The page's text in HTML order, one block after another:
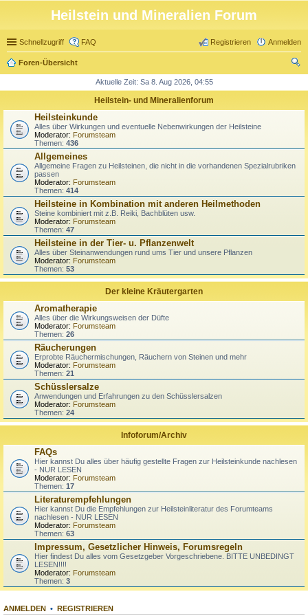
Heilstein und Mineralien Forum
Schnellzugriff FAQ Anmelden
Registrieren
Foren-Übersicht
Aktuelle Zeit: Sa 8. Aug 2026, 04:55
Heilstein- und Mineralienforum
Heilsteinkunde
Alles über Wirkungen und eventuelle Nebenwirkungen der Heilsteine
Moderator: Forumsteam
Themen: 436
Allgemeines
Allgemeine Fragen zu Heilsteinen, die nicht in die vorhandenen Spezialrubriken
passen
Moderator: Forumsteam
Themen: 414
Heilsteine in Kombination mit anderen Heilmethoden
Steine kombiniert mit z.B. Reiki, Bachblüten usw.
Moderator: Forumsteam
Themen: 47
Heilsteine in der Tier- u. Pflanzenwelt
Alles über Steinanwendungen rund ums Tier und unsere Pflanzen
Moderator: Forumsteam
Themen: 53
Der kleine Kräutergarten
Aromatherapie
Alles über die Wirkungsweisen der Düfte
Moderator: Forumsteam
Themen: 26
Räucherungen
Erprobte Räuchermischungen, Räuchern von Steinen und mehr
Moderator: Forumsteam
Themen: 21
Schüsslersalze
Anwendungen und Erfahrungen zu den Schüsslersalzen
Moderator: Forumsteam
Themen: 24
Infoforum/Archiv
FAQs
Hier kannst Du alles über häufig gestellte Fragen zur Heilsteinkunde nachlesen
- NUR LESEN
Moderator: Forumsteam
Themen: 17
Literaturempfehlungen
Hier kannst Du die Empfehlungen zur Heilsteinliteratur des Forumteams
nachlesen - NUR LESEN
Moderator: Forumsteam
Themen: 63
Impressum, Gesetzlicher Hinweis, Forumsregeln
Hier findest Du alles vom Gesetzgeber Vorgeschriebene. BITTE UNBEDINGT
LESEN!!!!
Moderator: Forumsteam
Themen: 3
ANMELDEN • REGISTRIEREN